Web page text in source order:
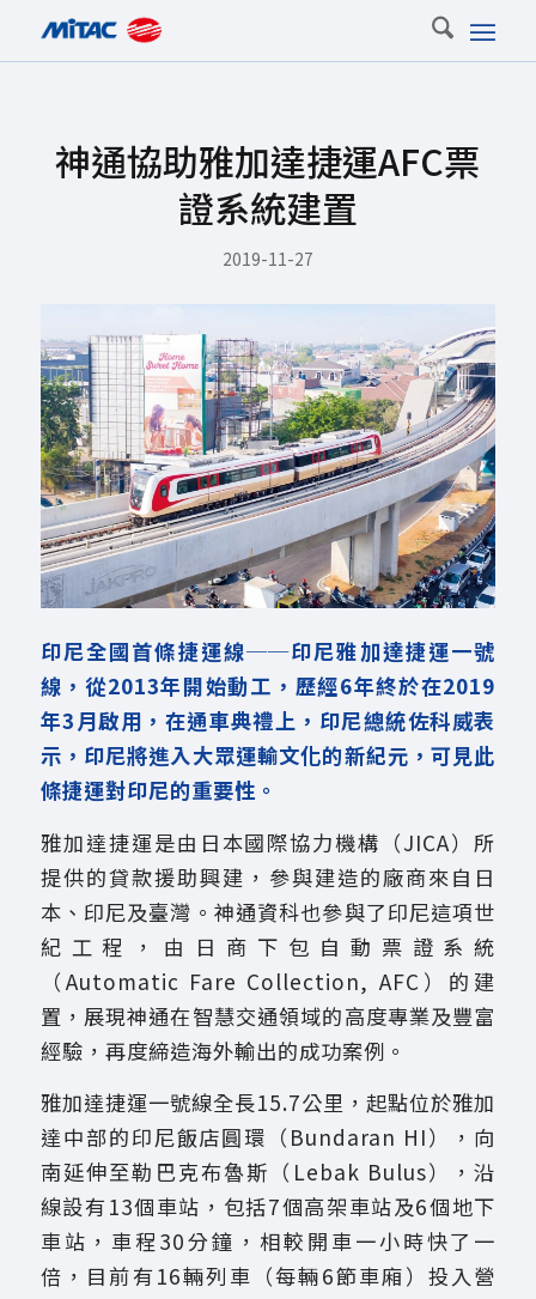
神通協助雅加達捷運AFC票
證系統建置
2019-11-27
印尼全國首條捷運線──印尼雅加達捷運一號
線，從2013年開始動工，歷經6年終於在2019
年3月啟用，在通車典禮上，印尼總統佐科威表
示，印尼將進入大眾運輸文化的新紀元，可見此
條捷運對印尼的重要性。
雅加達捷運是由日本國際協力機構（JICA）所
提供的貸款援助興建，參與建造的廠商來自日
本、印尼及臺灣。神通資科也參與了印尼這項世
紀工程，由日商下包自動票證系統
（Automatic Fare Collection, AFC）的建
置，展現神通在智慧交通領域的高度專業及豐富
經驗，再度締造海外輸出的成功案例。
雅加達捷運一號線全長15.7公里，起點位於雅加
達中部的印尼飯店圓環（Bundaran HI），向
南延伸至勒巴克布魯斯（Lebak Bulus），沿
線設有13個車站，包括7個高架車站及6個地下
車站，車程30分鐘，相較開車一小時快了一
倍，目前有16輛列車（每輛6節車廂）投入營